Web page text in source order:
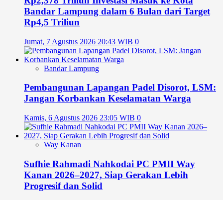
Bandar Lampung dalam 6 Bulan dari Target
Rp4,5 Triliun
Jumat, 7 Agustus 2026 20:43 WIB 0
Bandar Lampung
Pembangunan Lapangan Padel Disorot, LSM:
Jangan Korbankan Keselamatan Warga
Kamis, 6 Agustus 2026 23:05 WIB 0
Way Kanan
Sufhie Rahmadi Nahkodai PC PMII Way
Kanan 2026–2027, Siap Gerakan Lebih
Progresif dan Solid